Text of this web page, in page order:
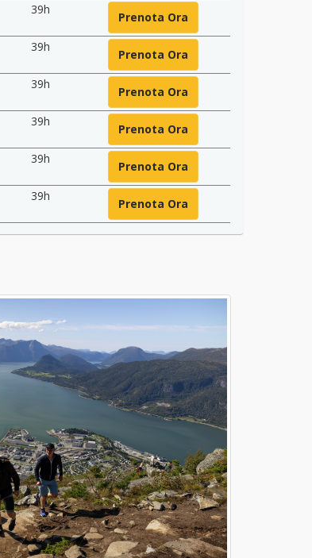
39h
Prenota Ora
39h
Prenota Ora
39h
Prenota Ora
39h
Prenota Ora
39h
Prenota Ora
39h
Prenota Ora